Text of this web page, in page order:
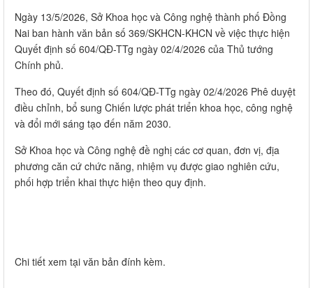
Ngày 13/5/2026, Sở Khoa học và Công nghệ thành phố Đồng
Nai ban hành văn bản số 369/SKHCN-KHCN về việc thực hiện
Quyết định số 604/QĐ-TTg ngày 02/4/2026 của Thủ tướng
Chính phủ.
Theo đó, Quyết định số 604/QĐ-TTg ngày 02/4/2026 Phê duyệt
điều chỉnh, bổ sung Chiến lược phát triển khoa học, công nghệ
và đổi mới sáng tạo đến năm 2030.
Sở Khoa học và Công nghệ đề nghị các cơ quan, đơn vị, địa
phương căn cứ chức năng, nhiệm vụ được giao nghiên cứu,
phối hợp triển khai thực hiện theo quy định.
Chi tiết xem tại văn bản đính kèm.